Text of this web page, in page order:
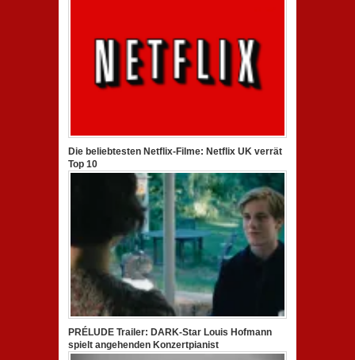
Die beliebtesten Netflix-Filme: Netflix UK verrät
Top 10
PRÉLUDE Trailer: DARK-Star Louis Hofmann
spielt angehenden Konzertpianist